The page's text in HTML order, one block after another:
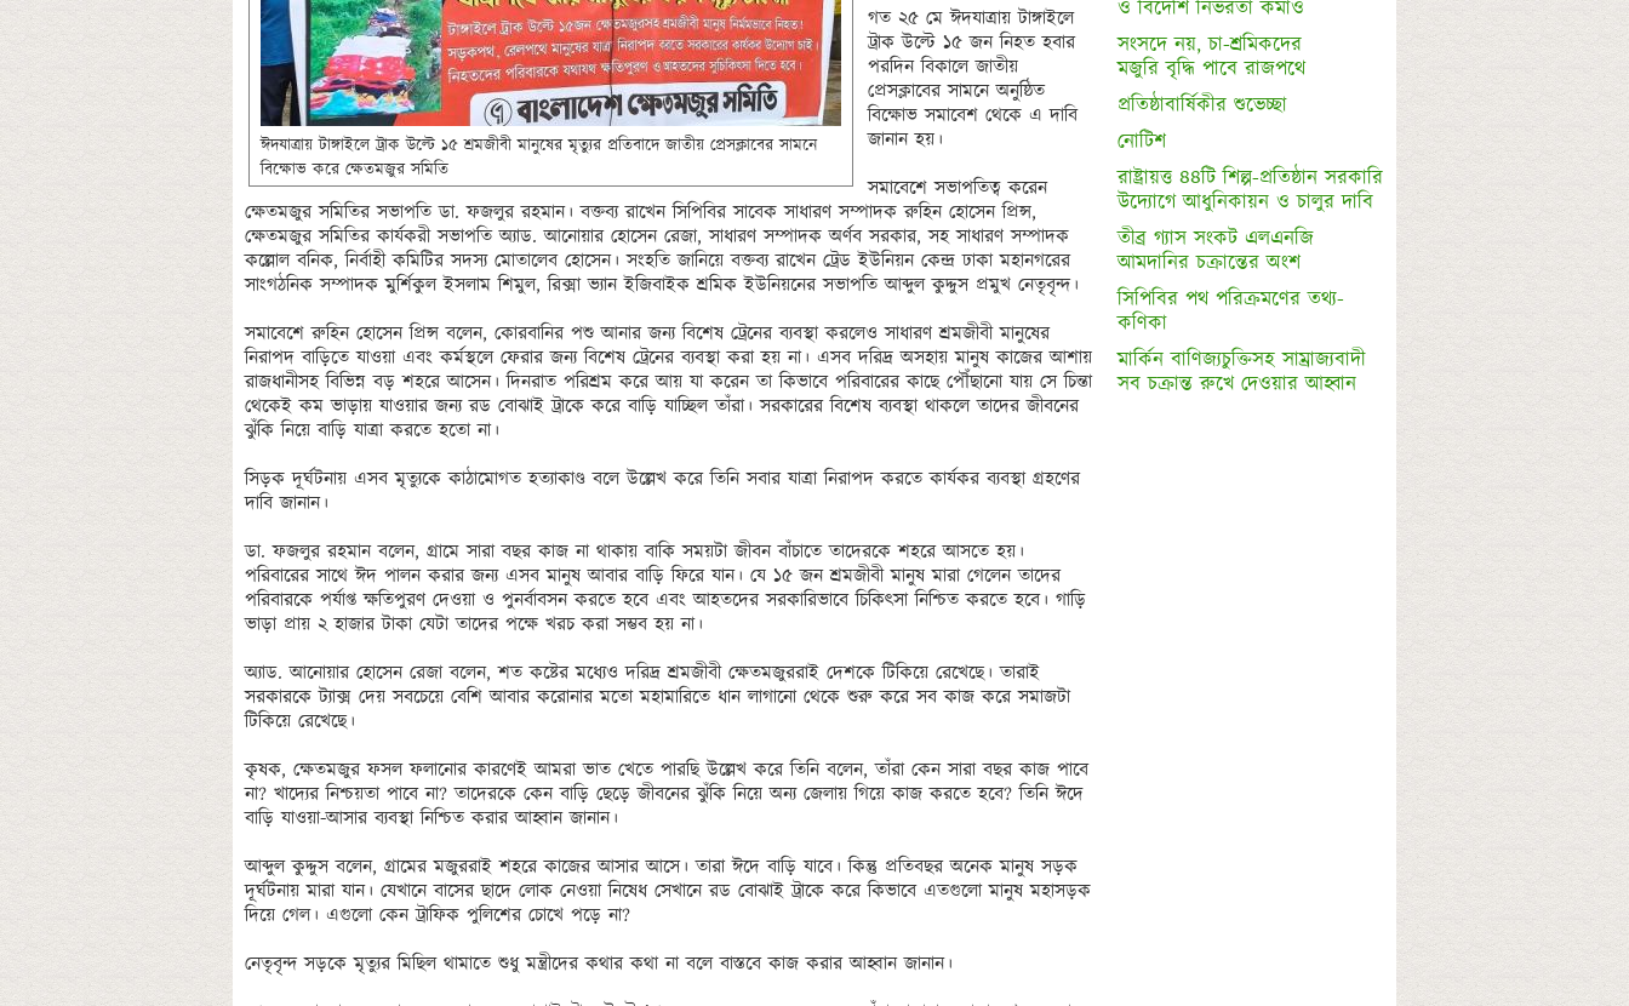
ঈদযাত্রায় টাঙ্গাইলে ট্রাক উল্টে ১৫ শ্রমজীবী মানুষের মৃত্যুর প্রতিবাদে জাতীয় প্রেসক্লাবের সামনে
বিক্ষোভ করে ক্ষেতমজুর সমিতি
গত ২৫ মে ঈদযাত্রায় টাঙ্গাইলে
ট্রাক উল্টে ১৫ জন নিহত হবার
পরদিন বিকালে জাতীয়
প্রেসক্লাবের সামনে অনুষ্ঠিত
বিক্ষোভ সমাবেশ থেকে এ দাবি
জানান হয়।
সমাবেশে সভাপতিত্ব করেন
ক্ষেতমজুর সমিতির সভাপতি ডা. ফজলুর রহমান। বক্তব্য রাখেন সিপিবির সাবেক সাধারণ সম্পাদক রুহিন হোসেন প্রিন্স,
ক্ষেতমজুর সমিতির কার্যকরী সভাপতি অ্যাড. আনোয়ার হোসেন রেজা, সাধারণ সম্পাদক অর্ণব সরকার, সহ সাধারণ সম্পাদক
কল্লোল বনিক, নির্বাহী কমিটির সদস্য মোতালেব হোসেন। সংহতি জানিয়ে বক্তব্য রাখেন ট্রেড ইউনিয়ন কেন্দ্র ঢাকা মহানগরের
সাংগঠনিক সম্পাদক মুর্শিকুল ইসলাম শিমুল, রিক্সা ভ্যান ইজিবাইক শ্রমিক ইউনিয়নের সভাপতি আব্দুল কুদ্দুস প্রমুখ নেতৃবৃন্দ।
সমাবেশে রুহিন হোসেন প্রিন্স বলেন, কোরবানির পশু আনার জন্য বিশেষ ট্রেনের ব্যবস্থা করলেও সাধারণ শ্রমজীবী মানুষের
নিরাপদ বাড়িতে যাওয়া এবং কর্মস্থলে ফেরার জন্য বিশেষ ট্রেনের ব্যবস্থা করা হয় না। এসব দরিদ্র অসহায় মানুষ কাজের আশায়
রাজধানীসহ বিভিন্ন বড় শহরে আসেন। দিনরাত পরিশ্রম করে আয় যা করেন তা কিভাবে পরিবারের কাছে পৌঁছানো যায় সে চিন্তা
থেকেই কম ভাড়ায় যাওয়ার জন্য রড বোঝাই ট্রাকে করে বাড়ি যাচ্ছিল তাঁরা। সরকারের বিশেষ ব্যবস্থা থাকলে তাদের জীবনের
ঝুঁকি নিয়ে বাড়ি যাত্রা করতে হতো না।
সিড়ক দূর্ঘটনায় এসব মৃত্যুকে কাঠামোগত হত্যাকাণ্ড বলে উল্লেখ করে তিনি সবার যাত্রা নিরাপদ করতে কার্যকর ব্যবস্থা গ্রহণের
দাবি জানান।
ডা. ফজলুর রহমান বলেন, গ্রামে সারা বছর কাজ না থাকায় বাকি সময়টা জীবন বাঁচাতে তাদেরকে শহরে আসতে হয়।
পরিবারের সাথে ঈদ পালন করার জন্য এসব মানুষ আবার বাড়ি ফিরে যান। যে ১৫ জন শ্রমজীবী মানুষ মারা গেলেন তাদের
পরিবারকে পর্যাপ্ত ক্ষতিপুরণ দেওয়া ও পুনর্বাবসন করতে হবে এবং আহতদের সরকারিভাবে চিকিৎসা নিশ্চিত করতে হবে। গাড়ি
ভাড়া প্রায় ২ হাজার টাকা যেটা তাদের পক্ষে খরচ করা সম্ভব হয় না।
অ্যাড. আনোয়ার হোসেন রেজা বলেন, শত কষ্টের মধ্যেও দরিদ্র শ্রমজীবী ক্ষেতমজুররাই দেশকে টিকিয়ে রেখেছে। তারাই
সরকারকে ট্যাক্স দেয় সবচেয়ে বেশি আবার করোনার মতো মহামারিতে ধান লাগানো থেকে শুরু করে সব কাজ করে সমাজটা
টিকিয়ে রেখেছে।
কৃষক, ক্ষেতমজুর ফসল ফলানোর কারণেই আমরা ভাত খেতে পারছি উল্লেখ করে তিনি বলেন, তাঁরা কেন সারা বছর কাজ পাবে
না? খাদ্যের নিশ্চয়তা পাবে না? তাদেরকে কেন বাড়ি ছেড়ে জীবনের ঝুঁকি নিয়ে অন্য জেলায় গিয়ে কাজ করতে হবে? তিনি ঈদে
বাড়ি যাওয়া-আসার ব্যবস্থা নিশ্চিত করার আহ্বান জানান।
আব্দুল কুদ্দুস বলেন, গ্রামের মজুররাই শহরে কাজের আসার আসে। তারা ঈদে বাড়ি যাবে। কিন্তু প্রতিবছর অনেক মানুষ সড়ক
দূর্ঘটনায় মারা যান। যেখানে বাসের ছাদে লোক নেওয়া নিষেধ সেখানে রড বোঝাই ট্রাকে করে কিভাবে এতগুলো মানুষ মহাসড়ক
দিয়ে গেল। এগুলো কেন ট্রাফিক পুলিশের চোখে পড়ে না?
নেতৃবৃন্দ সড়কে মৃত্যুর মিছিল থামাতে শুধু মন্ত্রীদের কথার কথা না বলে বাস্তবে কাজ করার আহ্বান জানান।
সংসদে নয়, চা-শ্রমিকদের
নোটিশ
রাষ্ট্রায়ত্ত ৪৪টি শিল্প-প্রতিষ্ঠান সরকারি
তীব্র গ্যাস সংকট এলএনজি
সিপিবির পথ পরিক্রমণের তথ্য-
কণিকা
মার্কিন বাণিজ্যচুক্তিসহ সাম্রাজ্যবাদী